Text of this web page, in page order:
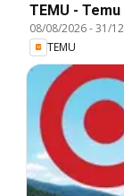
TEMU -
08/08/2026-31/
TEMU